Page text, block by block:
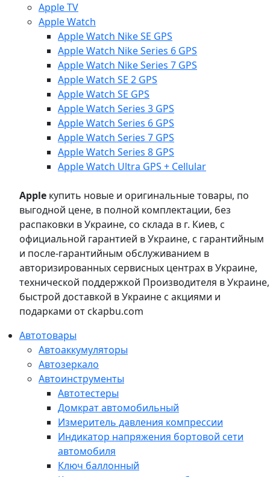
Apple TV
Apple Watch
Apple Watch Nike SE GPS
Apple Watch Nike Series 6 GPS
Apple Watch Nike Series 7 GPS
Apple Watch SE 2 GPS
Apple Watch SE GPS
Apple Watch Series 3 GPS
Apple Watch Series 6 GPS
Apple Watch Series 7 GPS
Apple Watch Series 8 GPS
Apple Watch Ultra GPS + Cellular
Apple купить новые и оригинальные товары, по
выгодной цене, в полной комплектации, без
распаковки в Украине, со склада в г. Киев, с
официальной гарантией в Украине, с гарантийным
и после-гарантийным обслуживанием в
авторизированных сервисных центрах в Украине,
технической поддержкой Производителя в Украине,
быстрой доставкой в Украине с акциями и
подарками от ckapbu.com
Автотовары
Автоаккумуляторы
Автозеркало
Автоинструменты
Автотестеры
Домкрат автомобильный
Измеритель давления компрессии
Индикатор напряжения бортовой сети
автомобиля
Ключ баллонный